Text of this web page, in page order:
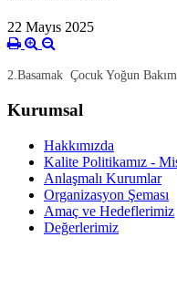
22 Mayıs 2025
2.Basamak Çocuk Yoğun
Kurumsal
Hakkımızda
Kalite Politikamız -
Anlaşmalı Kurumlar
Organizasyon Şeması
Amaç ve Hedeflerimiz
Değerlerimiz